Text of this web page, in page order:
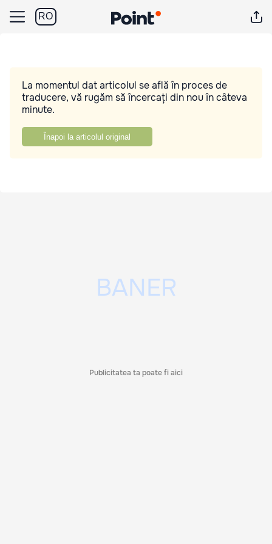
RO
La momentul dat articolul se află în proces de
traducere, vă rugăm să încercați din nou în câteva
minute.
Înapoi la articolul original
Publicitatea ta poate fi aici